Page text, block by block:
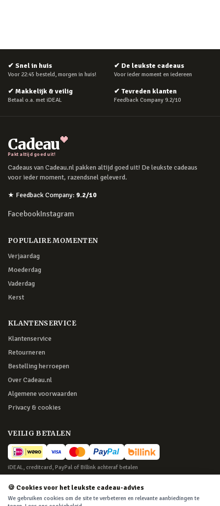
✔ Snel in huis
Voor 22:45 besteld, morgen in huis!
✔ De leukste cadeaus
Voor ieder moment en iedereen
✔ Makkelijk & veilig
Betaal o.a. met iDEAL
✔ Tevreden klanten
Feedback Company 9.2/10
Cadeau
Pakt altijd goed uit!
Cadeaus van Cadeau.nl pakken altijd goed uit! De leukste cadeaus
voor ieder moment, razendsnel geleverd.
★ Feedback Company: 9.2/10
FacebookInstagram
POPULAIRE MOMENTEN
Verjaardag
Moederdag
Vaderdag
Kerst
KLANTENSERVICE
Klantenservice
Retourneren
Bestelling herroepen
Over Cadeau.nl
Algemene voorwaarden
Privacy & cookies
VEILIG BETALEN
iDEAL, creditcard, PayPal of Billink achteraf betalen
BEZORGING
Voor 22:45 besteld, morgen in huis. Tot 365 dagen retourneren.
🍪 Cookies voor het leukste cadeau-advies
We gebruiken cookies om de site te verbeteren en relevante aanbiedingen te